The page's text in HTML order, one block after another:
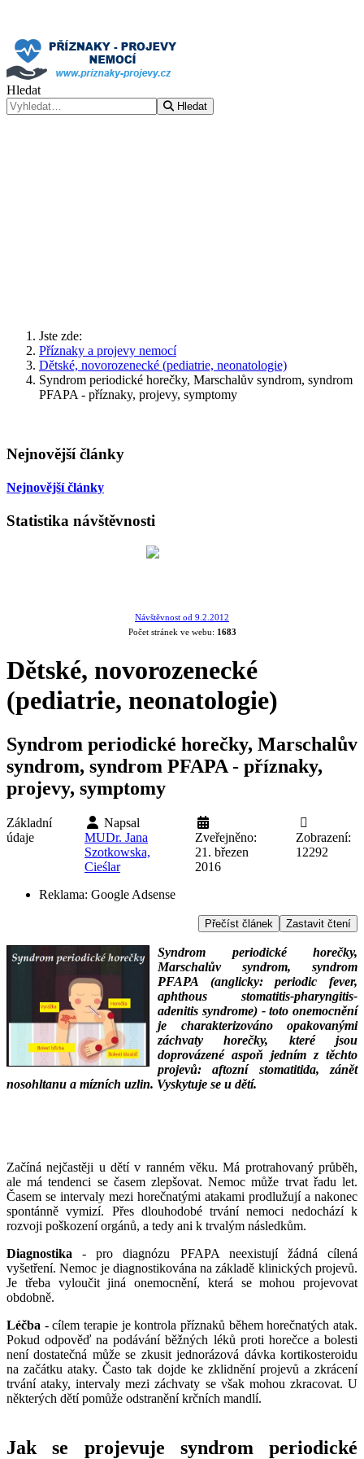
Hledat
Hledat
Jste zde:
Příznaky a projevy nemocí
Dětské, novorozenecké (pediatrie, neonatologie)
Syndrom periodické horečky, Marschalův syndrom, syndrom
PFAPA - příznaky, projevy, symptomy
Nejnovější články
Nejnovější články
Statistika návštěvnosti
Návštěvnost od 9.2.2012
Počet stránek ve webu: 1683
Dětské, novorozenecké
(pediatrie, neonatologie)
Syndrom periodické horečky, Marschalův
syndrom, syndrom PFAPA - příznaky,
projevy, symptomy
Základní
údaje
Napsal
MUDr. Jana
Szotkowska,
Cieślar
Zveřejněno:
21. březen
2016
Zobrazení:
12292
Reklama: Google Adsense
Přečíst článek Zastavit čtení
Syndrom periodické horečky,
Marschalův syndrom, syndrom
PFAPA (anglicky: periodic fever,
aphthous stomatitis-pharyngitis-
adenitis syndrome) - toto onemocnění
je charakterizováno opakovanými
záchvaty horečky, které jsou
doprovázené aspoň jedním z těchto
projevů: aftozní stomatitida, zánět
nosohltanu a mízních uzlin. Vyskytuje se u dětí.
Začíná nejčastěji u dětí v ranném věku. Má protrahovaný průběh,
ale má tendenci se časem zlepšovat. Nemoc může trvat řadu let.
Časem se intervaly mezi horečnatými atakami prodlužují a nakonec
spontánně vymizí. Přes dlouhodobé trvání nemoci nedochází k
rozvoji poškození orgánů, a tedy ani k trvalým následkům.
Diagnostika - pro diagnózu PFAPA neexistují žádná cílená
vyšetření. Nemoc je diagnostikována na základě klinických projevů.
Je třeba vyloučit jiná onemocnění, která se mohou projevovat
obdobně.
Léčba - cílem terapie je kontrola příznaků během horečnatých atak.
Pokud odpověď na podávání běžných léků proti horečce a bolesti
není dostatečná může se zkusit jednorázová dávka kortikosteroidu
na začátku ataky. Často tak dojde ke zklidnění projevů a zkrácení
trvání ataky, intervaly mezi záchvaty se však mohou zkracovat. U
některých dětí pomůže odstranění krčních mandlí.
Jak se projevuje syndrom periodické